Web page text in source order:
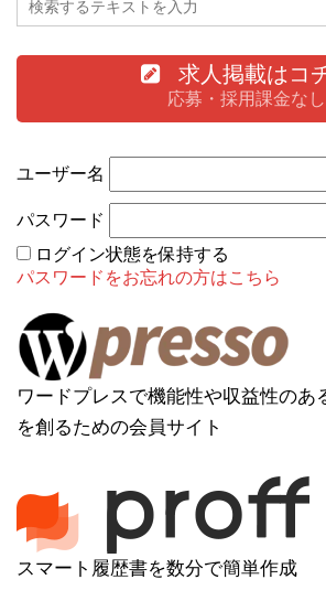
求人掲載はコ
応募・採用課金なし
ユーザー名
パスワード
ログイン状態を保持する
パスワードをお忘れの方はこちら
ワードプレスで機能性や収益性のあ
を創るための会員サイト
スマート履歴書を数分で簡単作成